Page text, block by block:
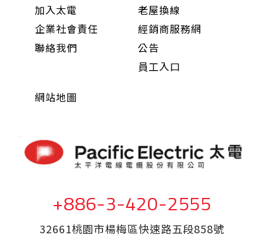
加入太電
企業社會責任
聯絡我們
老屋換線
經銷商服務網
公告
員工入口
網站地圖
+886-3-420-2555
32661桃園市楊梅區快速路五段858號